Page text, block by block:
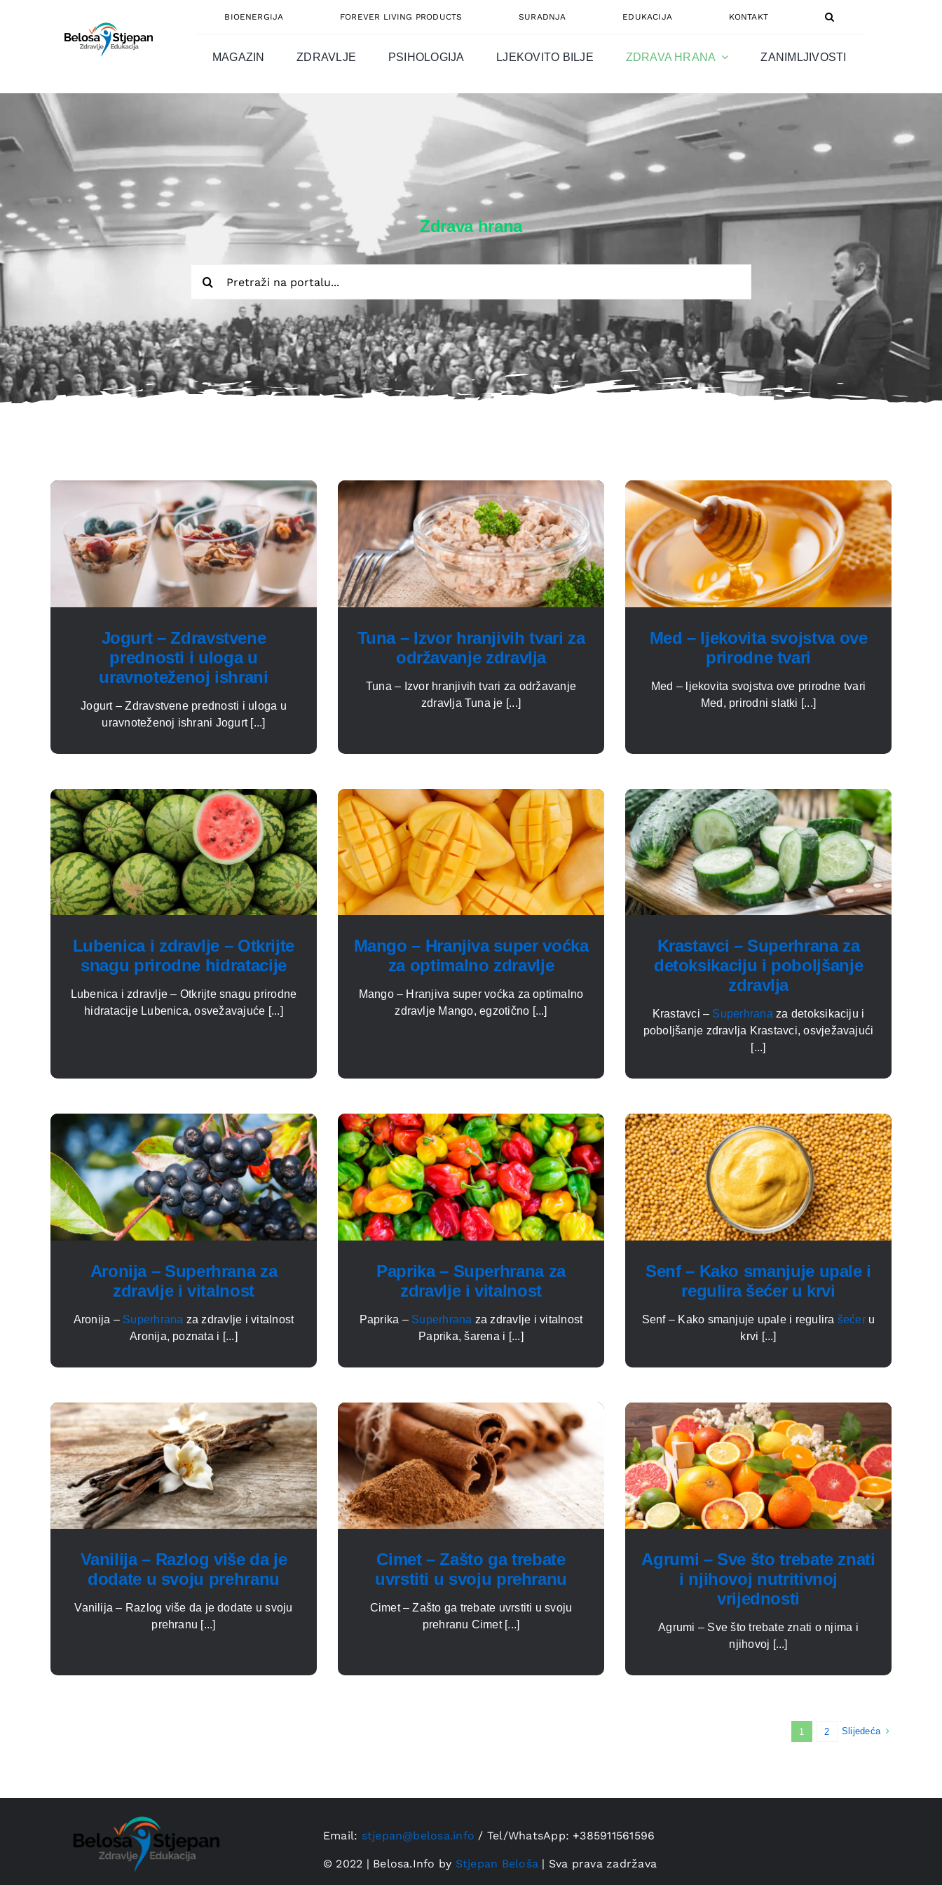
BIOENERGIJA FOREVER LIVING PRODUCTS SURADNJA EDUKACIJA KONTAKT
MAGAZIN ZDRAVLJE PSIHOLOGIJA LJEKOVITO BILJE ZDRAVA HRANA ZANIMLJIVOSTI
Zdrava hrana
Jogurt – Zdravstvene
prednosti i uloga u
uravnoteženoj ishrani
Jogurt – Zdravstvene prednosti i uloga u
uravnoteženoj ishrani Jogurt [...]
Tuna – Izvor hranjivih tvari za
održavanje zdravlja
Tuna – Izvor hranjivih tvari za održavanje
zdravlja Tuna je [...]
Med – ljekovita svojstva ove
prirodne tvari
Med – ljekovita svojstva ove prirodne tvari
Med, prirodni slatki [...]
Lubenica i zdravlje – Otkrijte
snagu prirodne hidratacije
Lubenica i zdravlje – Otkrijte snagu prirodne
hidratacije Lubenica, osvežavajuće [...]
Mango – Hranjiva super voćka
za optimalno zdravlje
Mango – Hranjiva super voćka za optimalno
zdravlje Mango, egzotično [...]
Krastavci – Superhrana za
detoksikaciju i poboljšanje
zdravlja
Krastavci – Superhrana za detoksikaciju i
poboljšanje zdravlja Krastavci, osvježavajući
[...]
Aronija – Superhrana za
zdravlje i vitalnost
Aronija – Superhrana za zdravlje i vitalnost
Aronija, poznata i [...]
Paprika – Superhrana za
zdravlje i vitalnost
Paprika – Superhrana za zdravlje i vitalnost
Paprika, šarena i [...]
Senf – Kako smanjuje upale i
regulira šećer u krvi
Senf – Kako smanjuje upale i regulira šećeru
krvi [...]
Vanilija – Razlog više da je
dodate u svoju prehranu
Vanilija – Razlog više da je dodate u svoju
prehranu [...]
Cimet – Zašto ga trebate
uvrstiti u svoju prehranu
Cimet – Zašto ga trebate uvrstiti u svoju
prehranu Cimet [...]
Agrumi – Sve što trebate znati
i njihovoj nutritivnoj
vrijednosti
Agrumi – Sve što trebate znati o njima i
njihovoj [...]
1 2 Slijedeća
Email: stjepan@belosa.info / Tel/WhatsApp: +385911561596
© 2022 | Belosa.Info by Stjepan Beloša | Sva prava zadržava